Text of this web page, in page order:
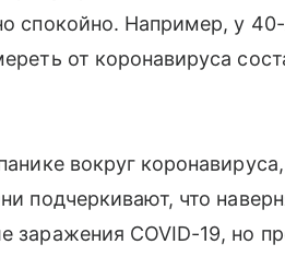
спокойно. Например, у
от коронавируса
вокруг
подчеркивают, что
заражения COVID-19, но